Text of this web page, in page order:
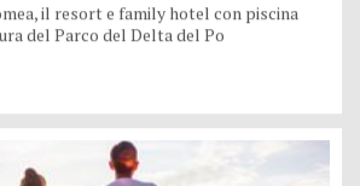
il resort e family hotel con piscina
del Parco del Delta del Po